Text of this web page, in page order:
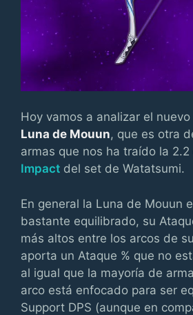
Hoy vamos a analizar el
Luna de Mouun, que es otra
armas que nos ha traído la 2.2
Impact del set de Watatsumi.
En general la Luna de Mouun
bastante equilibrado, su
más altos entre los arcos de
aporta un Ataque % que no
al igual que la mayoría de
arco está enfocado para ser
Support DPS (aunque en